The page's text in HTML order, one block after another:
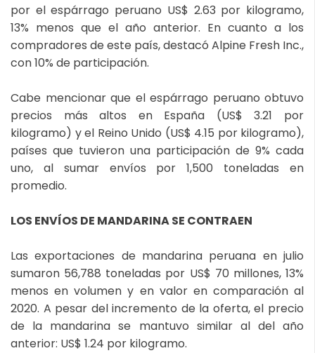
por el espárrago peruano US$ 2.63 por kilogramo,
13% menos que el año anterior. En cuanto a los
compradores de este país, destacó Alpine Fresh Inc.,
con 10% de participación.
Cabe mencionar que el espárrago peruano obtuvo
precios más altos en España (US$ 3.21 por
kilogramo) y el Reino Unido (US$ 4.15 por kilogramo),
países que tuvieron una participación de 9% cada
uno, al sumar envíos por 1,500 toneladas en
promedio.
LOS ENVÍOS DE MANDARINA SE CONTRAEN
Las exportaciones de mandarina peruana en julio
sumaron 56,788 toneladas por US$ 70 millones, 13%
menos en volumen y en valor en comparación al
2020. A pesar del incremento de la oferta, el precio
de la mandarina se mantuvo similar al del año
anterior: US$ 1.24 por kilogramo.